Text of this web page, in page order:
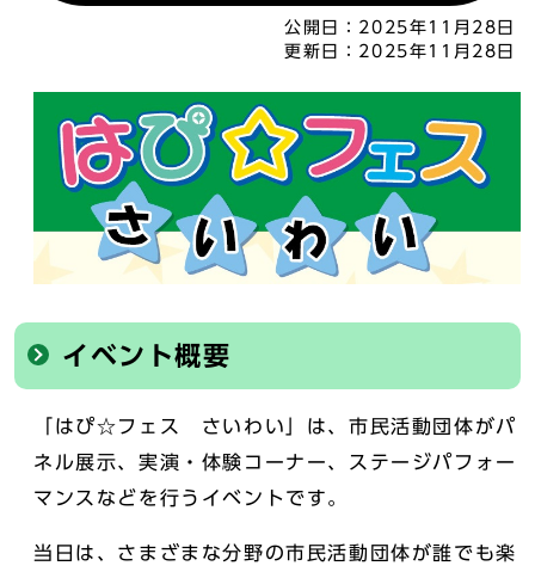
公開日： 2025年11月28日
更新日： 2025年11月28日
イベント概要
「はぴ☆フェス さいわい」は、市民活動団体がパ
ネル展示、実演・体験コーナー、ステージパフォー
マンスなどを行うイベントです。
当日は、さまざまな分野の市民活動団体が誰でも楽